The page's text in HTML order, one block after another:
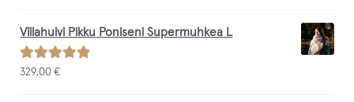
Villahuivi Pikku Poniseni Supermuhkea L
Arvostelu
329,00€